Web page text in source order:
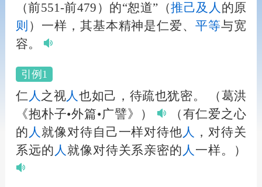
（前551-前479）的“恕道”（推己及 人 的原
则 ）一样，其基本精神是仁爱、平等与宽
容。
引例1
仁 人 之视人也如己，待疏也犹密。
（葛洪
《抱朴子•外篇•广譬》）
（有仁爱之心
的 人 就像对待自己一样对待他 人
，对待关
系远的 人 就像对待关系亲密的 人 一样。）